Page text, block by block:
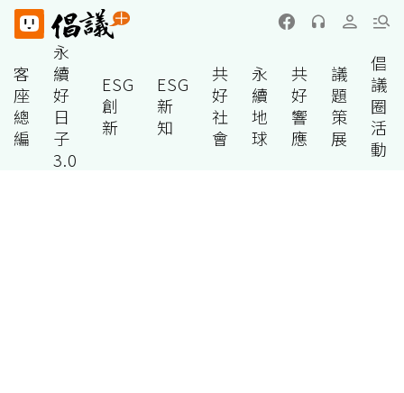
客
座
總
編
永
續
好
日
子
3.0
ESG
創
新
ESG
新
知
共
好
社
會
永
續
地
球
共
好
響
應
議
題
策
展
倡
議
圈
活
動